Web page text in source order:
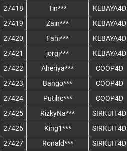
27418
Tin*** KEBAYA4D
27419
Zain*** KEBAYA4D
27420
Fahi*** KEBAYA4D
27421
jorgi*** KEBAYA4D
27422
Aheriya*** COOP4D
27423
Bango*** COOP4D
27424
Putihc*** COOP4D
27425
RizkyNa*** SIRKUIT4D
27426
King1*** SIRKUIT4D
27427
Ronald*** SIRKUIT4D